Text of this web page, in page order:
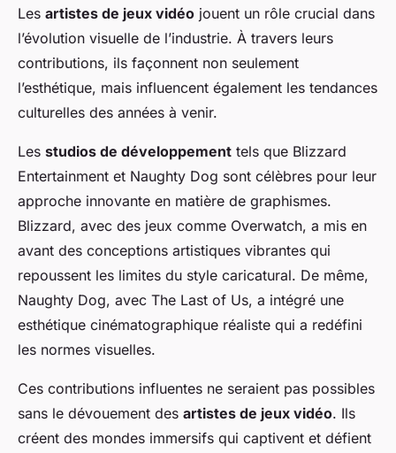
Les artistes de jeux vidéo jouent un rôle crucial dans
l’évolution visuelle de l’industrie. À travers leurs
contributions, ils façonnent non seulement
l’esthétique, mais influencent également les tendances
culturelles des années à venir.
Les studios de développement tels que Blizzard
Entertainment et Naughty Dog sont célèbres pour leur
approche innovante en matière de graphismes.
Blizzard, avec des jeux comme Overwatch, a mis en
avant des conceptions artistiques vibrantes qui
repoussent les limites du style caricatural. De même,
Naughty Dog, avec The Last of Us, a intégré une
esthétique cinématographique réaliste qui a redéfini
les normes visuelles.
Ces contributions influentes ne seraient pas possibles
sans le dévouement des artistes de jeux vidéo. Ils
créent des mondes immersifs qui captivent et défient